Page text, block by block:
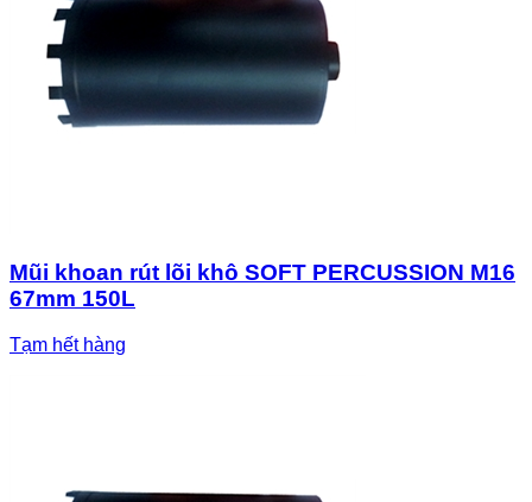
Mũi khoan rút lõi khô SOFT PERCUSSION M16
67mm 150L
Tạm hết hàng